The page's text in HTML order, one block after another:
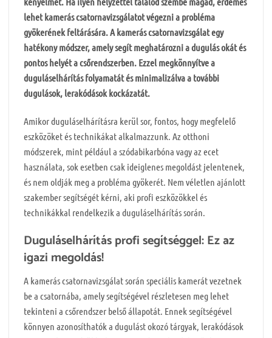
lehet kamerás csatornavizsgálatot végezni a probléma
gyökerének feltárására. A kamerás csatornavizsgálat egy
hatékony módszer, amely segít meghatározni a dugulás okát és
pontos helyét a csőrendszerben. Ezzel megkönnyítve a
duguláselhárítás folyamatát és minimalizálva a további
dugulások, lerakódások kockázatát.
Amikor duguláselhárításra kerül sor, fontos, hogy megfelelő
eszközöket és technikákat alkalmazzunk. Az otthoni
módszerek, mint például a szódabikarbóna vagy az ecet
használata, sok esetben csak ideiglenes megoldást jelentenek,
és nem oldják meg a probléma gyökerét. Nem véletlen ajánlott
szakember segítségét kérni, aki profi eszközökkel és
technikákkal rendelkezik a duguláselhárítás során.
Duguláselhárítás profi segítséggel: Ez az
igazi megoldás!
A kamerás csatornavizsgálat során speciális kamerát vezetnek
be a csatornába, amely segítségével részletesen meg lehet
tekinteni a csőrendszer belső állapotát. Ennek segítségével
könnyen azonosíthatók a dugulást okozó tárgyak, lerakódások